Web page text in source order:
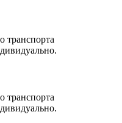
транспорта
транспорта